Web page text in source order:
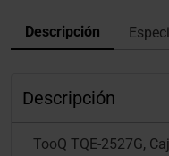
Descripción
Descripción
TooQ TQE-2527G,